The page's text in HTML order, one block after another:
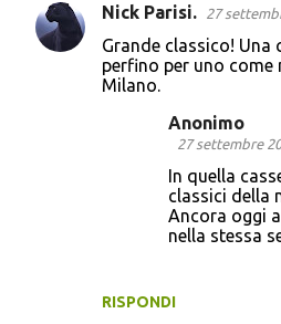
Nick Parisi. 27
Grande classico! Una
perfino per uno come
Milano.
RISPONDI
Anonimo
27 settembre
In quella
classici della
Ancora oggi
nella stessa